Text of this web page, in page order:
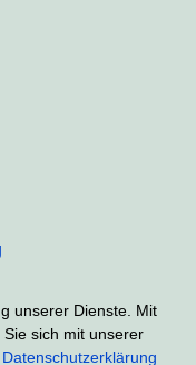
unserer Dienste. Mit
sich mit unserer
Datenschutzerklärung